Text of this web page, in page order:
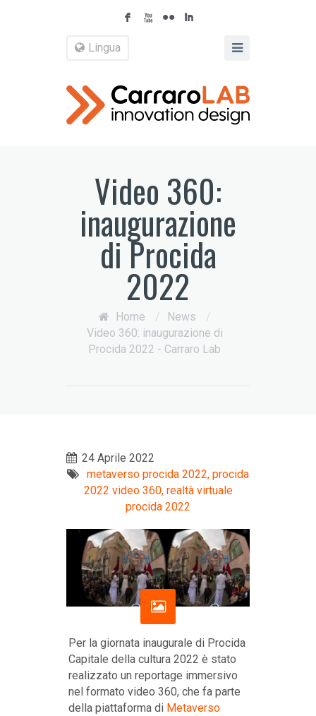
F X N I
Lingua
Video 360:
inaugurazione
di Procida
2022
Home / News
/
Video 360: inaugurazione di
Procida 2022 - Carraro Lab
24 Aprile 2022
metaverso procida 2022, procida
2022 video 360, realtà virtuale
procida 2022
Per la giornata inaugurale di Procida
Capitale della cultura 2022 è stato
realizzato un reportage immersivo
nel formato video 360, che fa parte
della piattaforma di Metaverso